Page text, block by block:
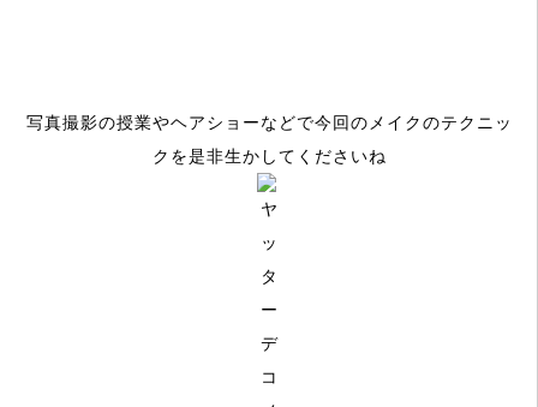
写真撮影の授業やヘアショーなどで今回のメイクのテクニッ
クを是非生かしてくださいね